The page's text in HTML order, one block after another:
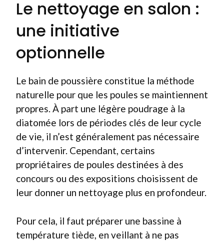
Le nettoyage en salon :
une initiative
optionnelle
Le bain de poussière constitue la méthode
naturelle pour que les poules se maintiennent
propres. À part une légère poudrage à la
diatomée lors de périodes clés de leur cycle
de vie, il n’est généralement pas nécessaire
d’intervenir. Cependant, certains
propriétaires de poules destinées à des
concours ou des expositions choisissent de
leur donner un nettoyage plus en profondeur.
Pour cela, il faut préparer une bassine à
température tiède, en veillant à ne pas